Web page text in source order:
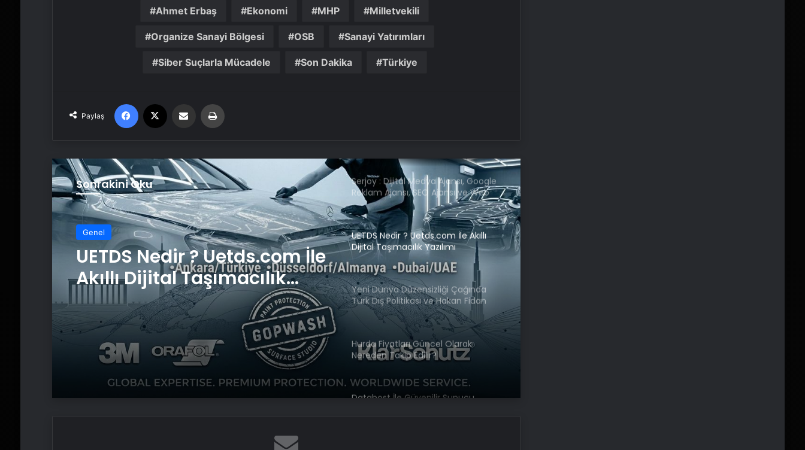
Ahmet Erbaş Ekonomi MHP Milletvekili
Organize Sanayi Bölgesi OSB Sanayi Yatırımları
Siber Suçlarla Mücadele Son Dakika Türkiye
Paylaş
Facebook Email'den paylaş
Sonrakini Oku
Genel
UETDS Nedir ? Uetds.com İle
Akıllı Dijital Taşımacılık
Yazılımı
etmeye başlayacak
Serjoy : Dijital Medya Ajansı, Google
Reklam Ajansı, SEO Ajansı ve Web
Tasarım Ajansı
UETDS Nedir ? Uetds.com İle Akıllı
Dijital Taşımacılık Yazılımı
Yeni Dünya Düzensizliği Çağında
Türk Dış Politikası ve Hakan Fidan
Faktörü
Hurda Fiyatları Güncel Olarak
Nereden Takip Edilir?
Datahost İle Güvenilir Sunucu